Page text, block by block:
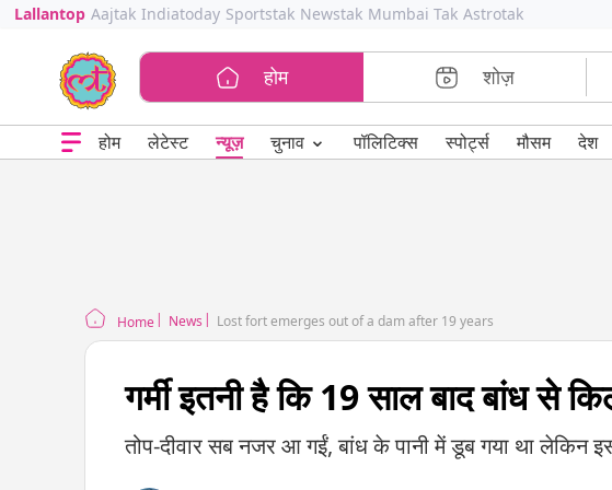
Lallantop Aajtak Indiatoday Sportstak Newstak Mumbai Tak Astrotak
होम शोज़
होम लेटेस्ट न्यूज़ चुनाव ⌄ पॉलिटिक्स स्पोर्ट्स मौसम देश
Home News Lost fort emerges out of a dam after 19 years
गर्मी इतनी है कि 19 साल बाद बांध से
तोप-दीवार सब नजर आ गईं, बांध के पानी में डूब गया था लेकिन